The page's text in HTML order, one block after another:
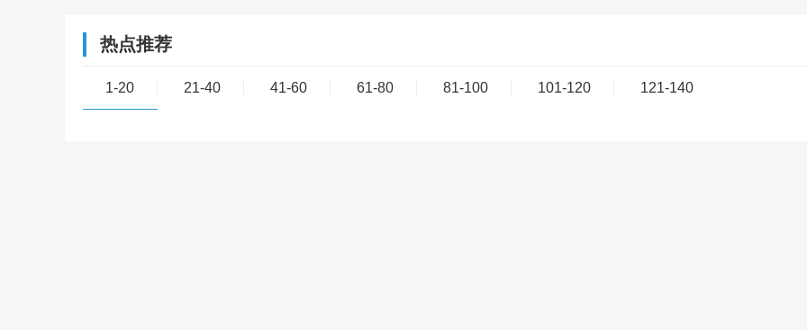
热点推荐
1-20 21-40 41-60 61-80 81-100 101-120 121-140